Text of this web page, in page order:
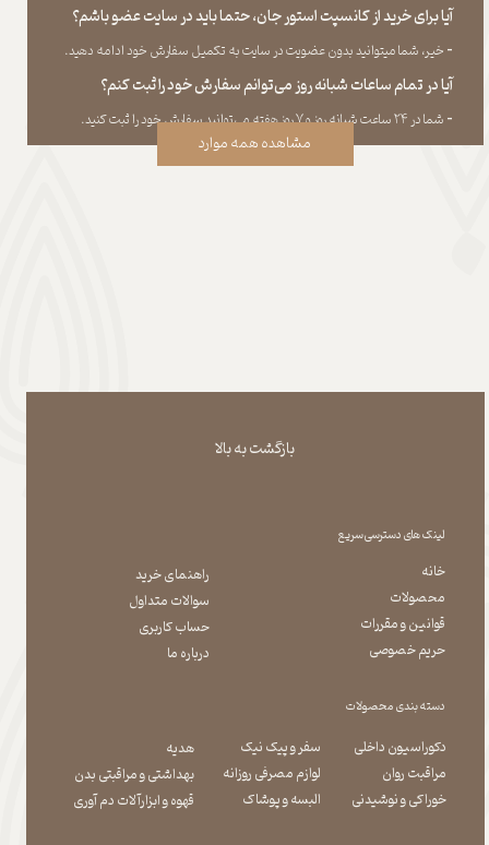
آیا برای خرید از کانسپت استور جان، حتما باید در سایت عضو باشم؟
​​​​​​​- خیر، شما میتوانید بدون عضویت در سایت به تکمیل سفارش خود ادامه دهید.​​​​​​​
آیا در تمام ساعات شبانه روز می‌توانم سفارش خود را ثبت کنم؟
​​​​​​​​​​​​​​- شما در ۲۴ ساعت شبانه روز و ۷ روز هفته می‌‏توانید سفارش خود را ثبت کنید.
مشاهده همه موارد
بازگشت به بالا
لینک های دسترسی سریع
دسته بندی محصولات
خانه
محصولات
قوانین و مقررات
حریم خصوصی
راهنمای خرید
سوالات متداول
حساب کاربری
درباره ما
دکوراسیون داخلی
مراقبت روان
​​​​​​​خوراکی و نوشیدنی
سفر و پیک نیک
لوازم مصرفی روزانه
​​​​​​​البسه و پوشاک
هدیه
بهداشتی و مراقبتی بدن
​​​​​​​قهوه و ابزارآلات دم آوری